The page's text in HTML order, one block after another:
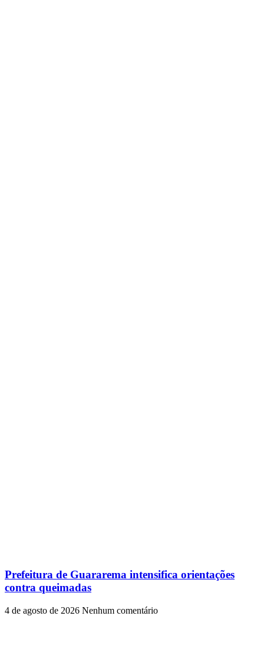
Prefeitura de Guararema intensifica orientações
contra queimadas
4 de agosto de 2026 Nenhum comentário